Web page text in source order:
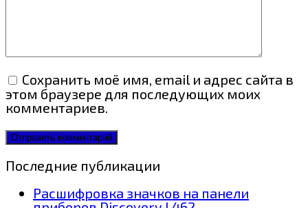
Сохранить моё имя, email и адрес сайта в
этом браузере для последующих моих
комментариев.
Последние публикации
Расшифровка значков на панели